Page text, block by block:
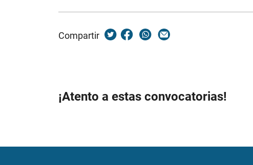
Compartir
¡Atento a estas convocatorias!